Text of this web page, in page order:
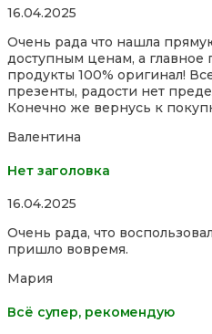
Rated
out
of
5
16.04.2025
Очень рада что нашла
доступным ценам, а главное
продукты 100% оригинал!
презенты, радости нет
Конечно же вернусь к
Валентина
Нет заголовка
Rated
out
of
16.04.2025
Очень рада, что
пришло вовремя.
Мария
Всё супер, рекомендую